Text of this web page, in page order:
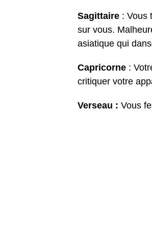
Sagittaire : Vous
sur vous.
asiatique qui
Capricorne :
critiquer votre
Verseau : Vous